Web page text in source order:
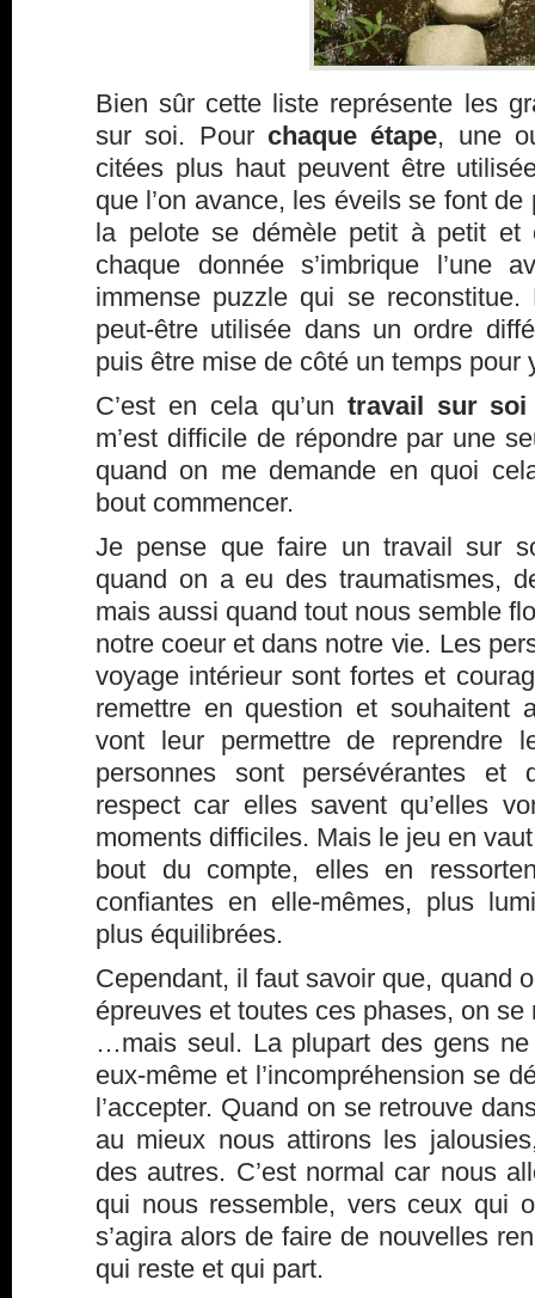
Bien sûr cette liste représente les
sur soi. Pourchaque étape, une
citées plus haut peuvent être
que l’on avance, les éveils se font
la pelote se démèle petit à petit et
chaque donnée s’imbrique l’une
immense puzzle qui se
peut-être utilisée dans un ordre
puis être mise de côté un temps pour
C’est en cela qu’un travail sur soi
m’est difficile de répondre par une
quand on me demande en quoi
bout commencer.
Je pense que faire un travail sur
quand on a eu des traumatismes,
mais aussi quand tout nous semble
notre coeur et dans notre vie. Les
voyage intérieur sont fortes et
remettre en question et souhaitent
vont leur permettre de reprendre
personnes sont persévérantes et
respect car elles savent qu’elles
moments difficiles. Mais le jeu en
bout du compte, elles en
confiantes en elle-mêmes, plus
plus équilibrées.
Cependant, il faut savoir que, quand
épreuves et toutes ces phases, on
…mais seul. La plupart des gens
eux-même et l’incompréhension se
l’accepter. Quand on se retrouve
au mieux nous attirons les
des autres. C’est normal car nous
qui nous ressemble, vers ceux qui
s’agira alors de faire de nouvelles
qui reste et qui part.